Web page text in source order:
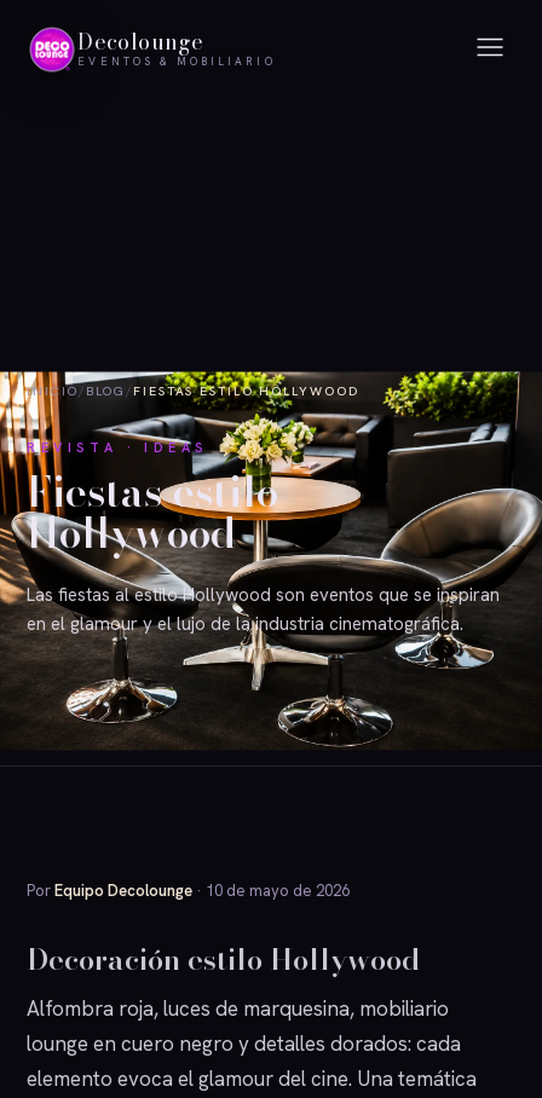
Decolounge
EVENTOS & MOBILIARIO
INICIO/ BLOG / FIESTAS ESTILO HOLLYWOOD
REVISTA · IDEAS
Fiestas estilo
Hollywood
Las fiestas al estilo Hollywood son eventos que se inspiran
en el glamour y el lujo de la industria cinematográfica.
PorEquipo Decolounge · 10 de mayo de 2026
Decoración estilo Hollywood
Alfombra roja, luces de marquesina, mobiliario
lounge en cuero negro y detalles dorados: cada
elemento evoca el glamour del cine. Una temática